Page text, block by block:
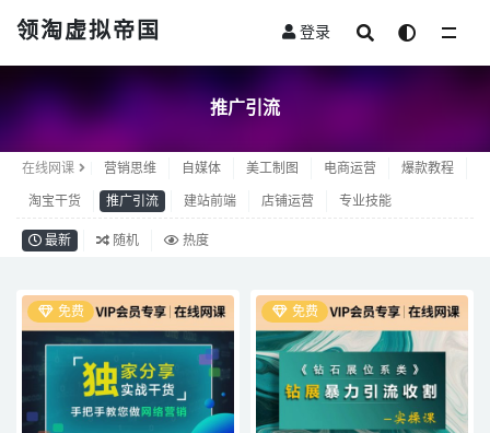
领淘虚拟帝国 登录
推广引流
在线网课 营销思维 自媒体 美工制图 电商运营 爆款教程
淘宝干货 推广引流 建站前端 店铺运营 专业技能
最新 随机 热度
免费 免费